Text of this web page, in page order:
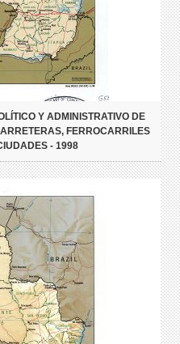
Y ADMINISTRATIVO DE
FERROCARRILES
- 1998